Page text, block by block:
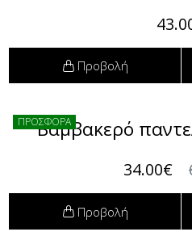
Προβολή
ΠΡΟΣΦΟΡΑ
Βαμβακερό
34.00€
Προβολή